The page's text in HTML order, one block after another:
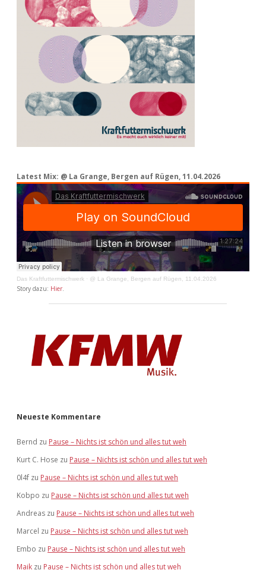
Latest Mix: @ La Grange, Bergen auf Rügen, 11.04.2026
Das Kraftfuttermischwerk · @ La Grange, Bergen auf Rügen, 11.04.2026
Story dazu: Hier.
Neueste Kommentare
Bernd zu Pause – Nichts ist schön und alles tut weh
Kurt C. Hose zu Pause – Nichts ist schön und alles tut weh
0l4f zu Pause – Nichts ist schön und alles tut weh
Kobpo zu Pause – Nichts ist schön und alles tut weh
Andreas zu Pause – Nichts ist schön und alles tut weh
Marcel zu Pause – Nichts ist schön und alles tut weh
Embo zu Pause – Nichts ist schön und alles tut weh
Maik zu Pause – Nichts ist schön und alles tut weh